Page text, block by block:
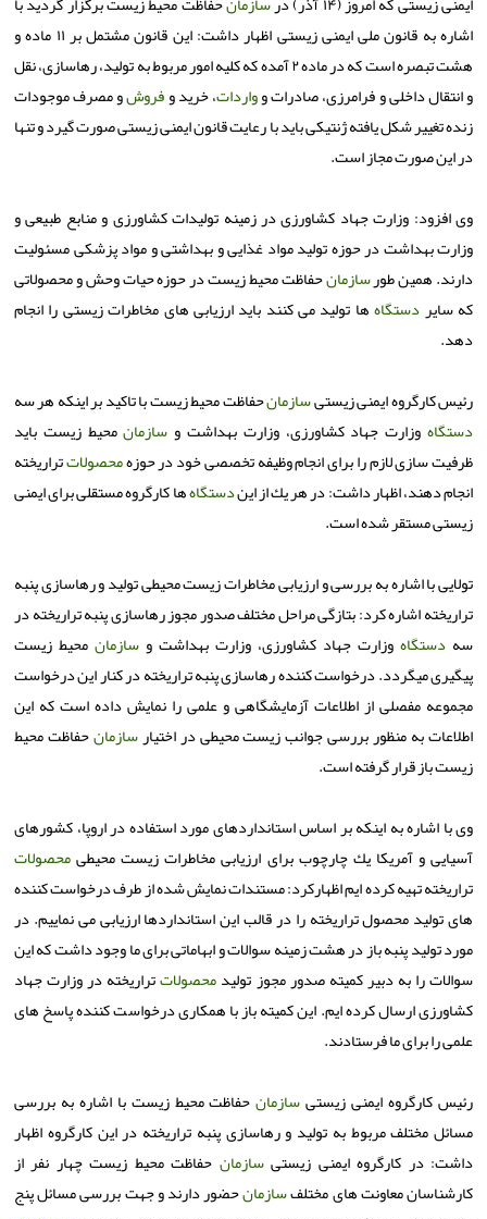
اشاره به قانون ملی ایمنی زیستی اظهار داشت: این قانون مشتمل بر ۱۱ ماده و
هشت تبصره است كه در ماده ۲ آمده كه كلیه امور مربوط به تولید، رهاسازی، نقل
و انتقال داخلی و فرامرزی، صادرات وواردات، خرید وفروشو مصرف موجودات
زنده تغییر شكل یافته ژنتیكی باید با رعایت قانون ایمنی زیستی صورت گیرد و تنها
در این صورت مجاز است.
وی افزود: وزارت جهاد كشاورزی در زمینه تولیدات كشاورزی و منابع طبیعی و
وزارت بهداشت در حوزه تولید مواد غذایی و بهداشتی و مواد پزشكی مسئولیت
دارند. همین طورسازمانحفاظت محیط زیست در حوزه حیات وحش و محصولاتی
كه سایردستگاهها تولید می كنند باید ارزیابی های مخاطرات زیستی را انجام
دهد.
رئیس كارگروه ایمنی زیستیسازمانحفاظت محیط زیست با تاكید بر اینكه هر سه
دستگاهوزارت جهاد كشاورزی، وزارت بهداشت و سازمانمحیط زیست باید
ظرفیت سازی لازم را برای انجام وظیفه تخصصی خود در حوزهمحصولاتتراریخته
انجام دهند، اظهار داشت: در هر یك از ایندستگاهها كارگروه مستقلی برای ایمنی
زیستی مستقر شده است.
تولایی با اشاره به بررسی و ارزیابی مخاطرات زیست محیطی تولید و رهاسازی پنبه
تراریخته اشاره كرد: بتازگی مراحل مختلف صدور مجوز رهاسازی پنبه تراریخته در
سهدستگاهوزارت جهاد كشاورزی، وزارت بهداشت و سازمانمحیط زیست
پیگیری میگردد. درخواست كننده رهاسازی پنبه تراریخته در كنار این درخواست
مجموعه مفصلی از اطلاعات آزمایشگاهی و علمی را نمایش داده است كه این
اطلاعات به منظور بررسی جوانب زیست محیطی در اختیارسازمانحفاظت محیط
زیست باز قرار گرفته است.
وی با اشاره به اینكه بر اساس استانداردهای مورد استفاده در اروپا، كشورهای
آسیایی و آمریكا یك چارچوب برای ارزیابی مخاطرات زیست محیطیمحصولات
تراریخته تهیه كرده ایم اظهاركرد: مستندات نمایش شده از طرف درخواست كننده
های تولید محصول تراریخته را در قالب این استانداردها ارزیابی می نماییم. در
مورد تولید پنبه باز در هشت زمینه سوالات و ابهاماتی برای ما وجود داشت كه این
سوالات را به دبیر كمیته صدور مجوز تولیدمحصولاتتراریخته در وزارت جهاد
كشاورزی ارسال كرده ایم. این كمیته باز با همكاری درخواست كننده پاسخ های
علمی را برای ما فرستادند.
رئیس كارگروه ایمنی زیستیسازمانحفاظت محیط زیست با اشاره به بررسی
مسائل مختلف مربوط به تولید و رهاسازی پنبه تراریخته در این كارگروه اظهار
داشت: در كارگروه ایمنی زیستیسازمانحفاظت محیط زیست چهار نفر از
كارشناسان معاونت های مختلفسازمانحضور دارند و جهت بررسی مسائل پنج